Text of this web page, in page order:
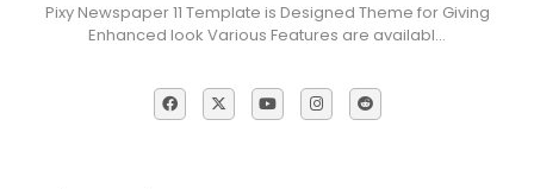
Pixy Newspaper 11 Template is Designed Theme for Giving
Enhanced look Various Features are availabl…